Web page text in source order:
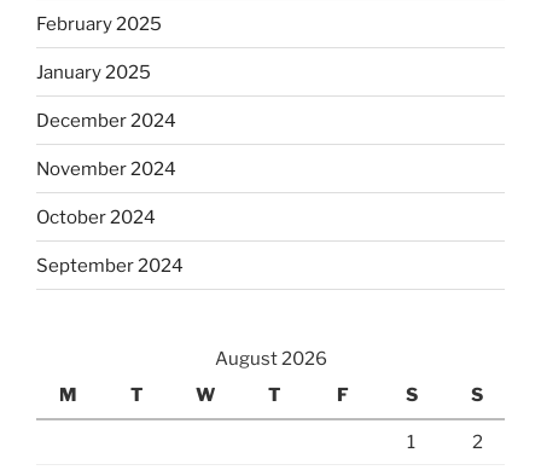
February 2025
January 2025
December 2024
November 2024
October 2024
September 2024
August 2026
M
T W T F S S
1 2